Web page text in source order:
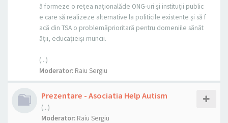
ă formeze o rețea naționalăde ONG-uri și instituții public
e care să realizeze alternative la politicile existente și să f
acă din TSA o problemăprioritară pentru domeniile sănăt
ății, educațieiși muncii.
(...)
Moderator: Raiu Sergiu
Prezentare - Asociatia Help Autism
(...)
Moderator: Raiu Sergiu